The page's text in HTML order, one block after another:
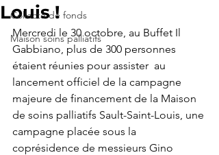
Collecte de fonds
Maison soins palliatifs
Louis !
Mercredi le 30 octobre, au Buffet Il
Gabbiano, plus de 300 personnes
étaient réunies pour assister  au
lancement officiel de la campagne
majeure de financement de la Maison
de soins palliatifs Sault-Saint-Louis, une
campagne placée sous la
coprésidence de messieurs Gino